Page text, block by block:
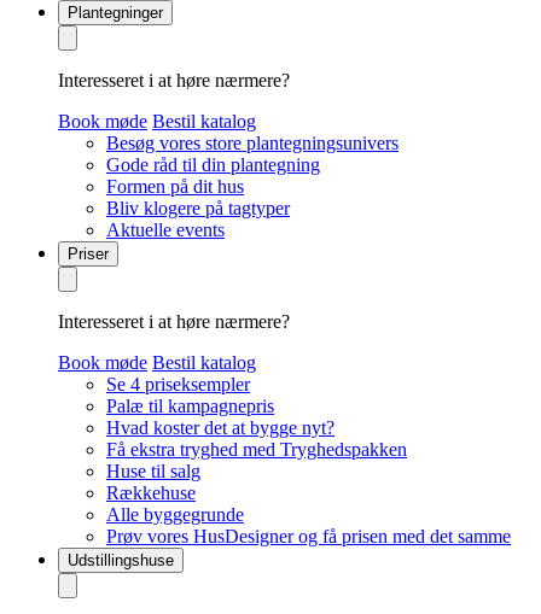
Plantegninger
Interesseret i at høre nærmere?
Book møde Bestil katalog
Besøg vores store plantegningsunivers
Gode råd til din plantegning
Formen på dit hus
Bliv klogere på tagtyper
Aktuelle events
Priser
Interesseret i at høre nærmere?
Book møde Bestil katalog
Se 4 priseksempler
Palæ til kampagnepris
Hvad koster det at bygge nyt?
Få ekstra tryghed med Tryghedspakken
Huse til salg
Rækkehuse
Alle byggegrunde
Prøv vores HusDesigner og få prisen med det samme
Udstillingshuse